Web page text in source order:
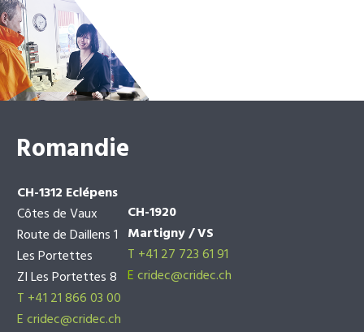
Romandie
CH-1312 Eclépens
Côtes de Vaux
Route de Daillens 1
Les Portettes
ZI Les Portettes 8
T +41 21 866 03 00
Ecridec@cridec.ch
CH-1920
Martigny / VS
T +41 27 723 61 91
Ecridec@cridec.ch